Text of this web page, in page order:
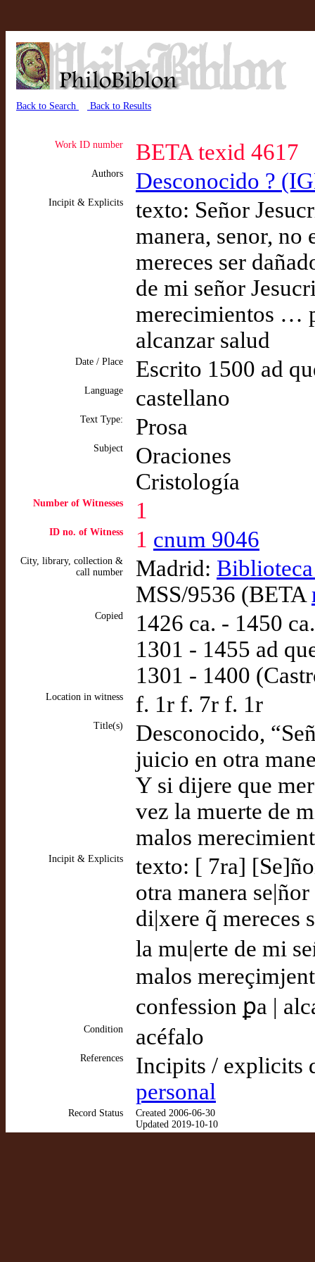
Back to Search Back to Results
Work ID number BETA texid 4617
Authors Desconocido ?
Incipit & Explicits
texto: Señor
manera, senor, no
mereces ser
de mi señor
merecimientos …
alcanzar salud
Date / Place Escrito 1500 ad
Language castellano
Text Type: Prosa
Subject
Oraciones
Cristología
Number of Witnesses 1
ID no. of Witness 1 cnum 9046
City, library, collection &
call number
Madrid:
MSS/9536 (BETA
Copied
1426 ca. - 1450
1301 - 1455 ad
1301 - 1400
Location in witness f. 1r f. 7r f. 1r
Title(s)
Desconocido,
juicio en otra
Y si dijere que
vez la muerte de
malos
Incipit & Explicits
texto: [ 7ra]
otra manera
di|xere q̃ mereces
la mu|erte de mi
malos
confession ꝑa |
Condition acéfalo
References
Incipits / explicits
personal
Record Status
Created 2006-06-30
Updated 2019-10-10